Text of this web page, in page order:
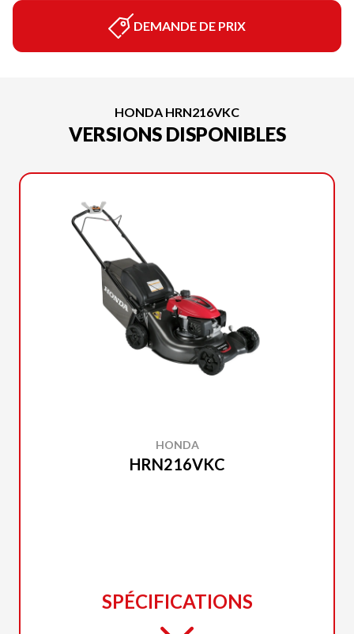
DEMANDE DE PRIX
HONDA HRN216VKC
VERSIONS DISPONIBLES
HONDA
HRN216VKC
SPÉCIFICATIONS